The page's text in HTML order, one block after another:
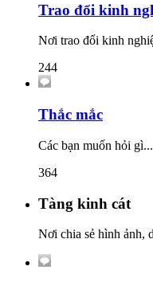
Trao đổi kinh
Nơi trao đổi kinh
244
Thắc mắc
Các bạn muốn hỏi
364
Tàng kinh cát
Nơi chia sẻ hình ảnh,